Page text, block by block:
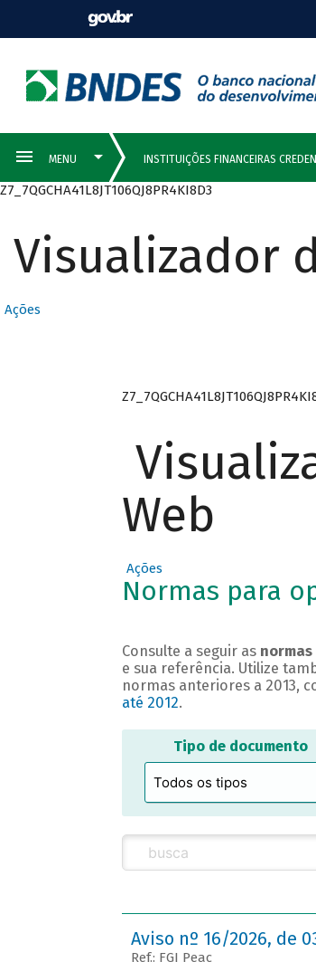
Z7_7QGCHA41L8JT106QJ8PR4KI8D3
Visualizador
Ações
Web
Ações
Normas para
Consulte a seguir as
e sua referência. Utilize
normas anteriores a 2013,
até 2012.
Tipo de documento
Aviso nº 16/2026, de
Ref.: FGI Peac